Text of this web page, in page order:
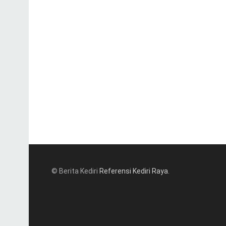
© Berita Kediri Referensi Kediri Raya